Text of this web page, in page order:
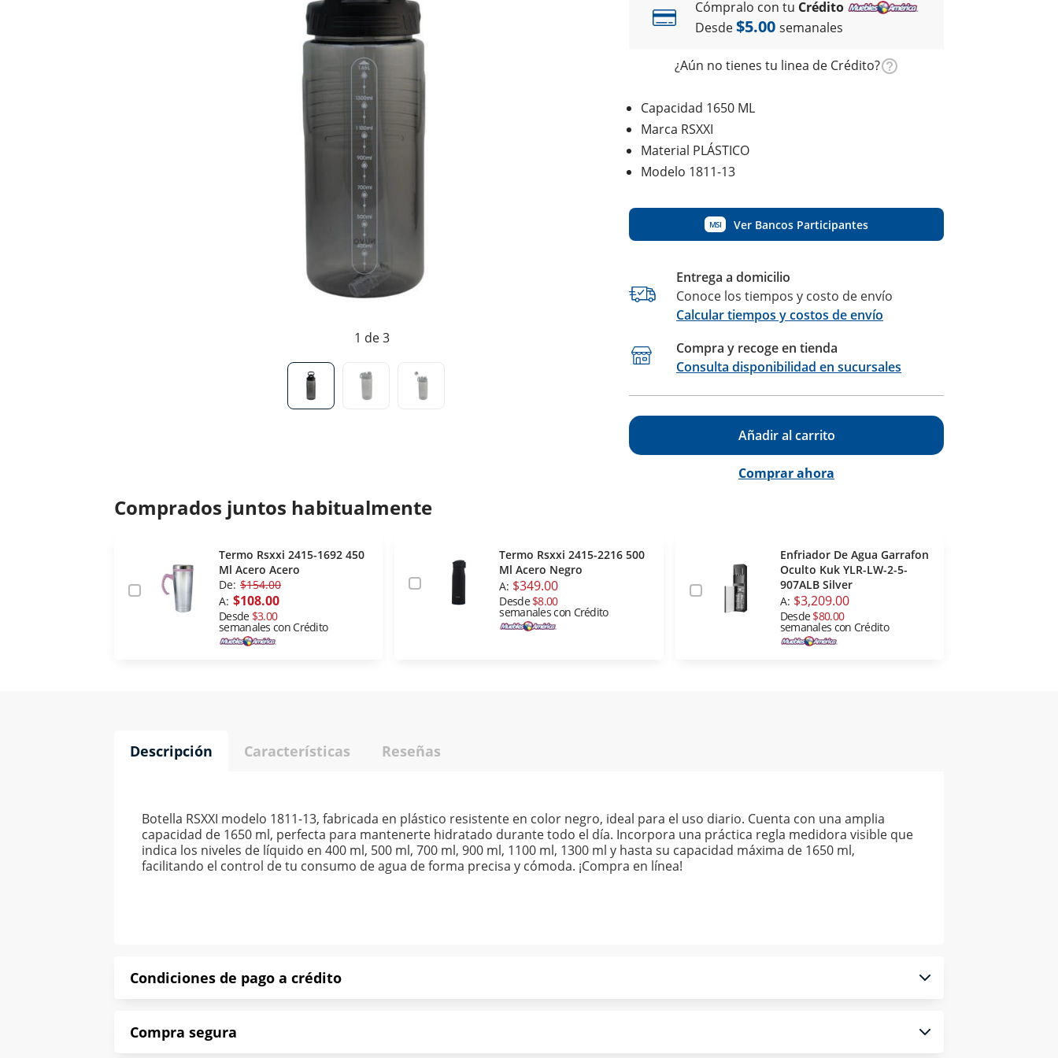
1 de 3
Cómpralo con tu Crédito
Desde$5.00 semanales
¿Aún no tienes tu linea de Crédito?
Capacidad 1650 ML
Marca RSXXI
Material PLÁSTICO
Modelo 1811-13
MSI Ver Bancos Participantes
Entrega a domicilio
Conoce los tiempos y costo de envío
Calcular tiempos y costos de envío
Compra y recoge en tienda
Consulta disponibilidad en sucursales
Añadir al carrito
Comprar ahora
Comprados juntos habitualmente
Termo Rsxxi 2415-1692 450
Ml Acero Acero
De: $154.00
A: $108.00
Desde $3.00
semanales con Crédito
Termo Rsxxi 2415-2216 500
Ml Acero Negro
A: $349.00
Desde$8.00
semanales con Crédito
Enfriador De Agua Garrafon
Oculto Kuk YLR-LW-2-5-
907ALB Silver
A: $3,209.00
Desde$80.00
semanales con Crédito
Descripción Características Reseñas
Botella RSXXI modelo 1811-13, fabricada en plástico resistente en color negro, ideal para el uso diario. Cuenta con una amplia
capacidad de 1650 ml, perfecta para mantenerte hidratado durante todo el día. Incorpora una práctica regla medidora visible que
indica los niveles de líquido en 400 ml, 500 ml, 700 ml, 900 ml, 1100 ml, 1300 ml y hasta su capacidad máxima de 1650 ml,
facilitando el control de tu consumo de agua de forma precisa y cómoda. ¡Compra en línea!
Condiciones de pago a crédito
Compra segura